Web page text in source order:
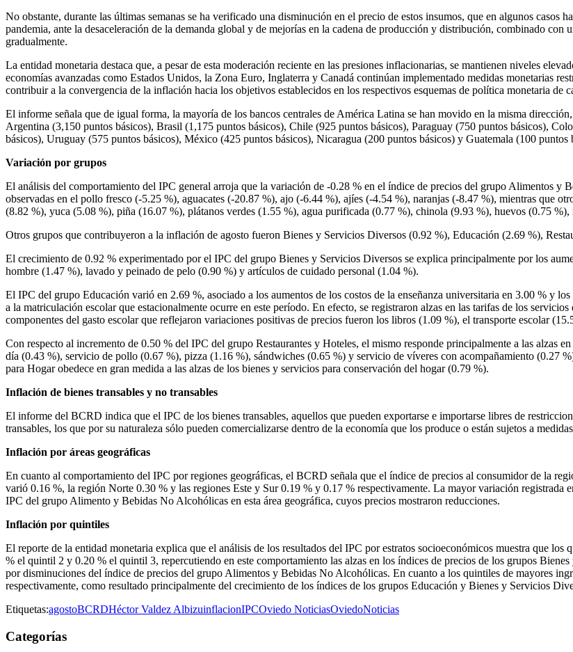
No obstante, durante las últimas semanas se ha verificado una disminución en el precio de estos insumos, que en algunos casos
pandemia, ante la desaceleración de la demanda global y de mejorías en la cadena de producción y distribución, combinado
gradualmente.
La entidad monetaria destaca que, a pesar de esta moderación reciente en las presiones inflacionarias, se mantienen niveles
economías avanzadas como Estados Unidos, la Zona Euro, Inglaterra y Canadá continúan implementado medidas monetarias
contribuir a la convergencia de la inflación hacia los objetivos establecidos en los respectivos esquemas de política monetaria de
El informe señala que de igual forma, la mayoría de los bancos centrales de América Latina se han movido en la misma
Argentina (3,150 puntos básicos), Brasil (1,175 puntos básicos), Chile (925 puntos básicos), Paraguay (750 puntos básicos),
básicos), Uruguay (575 puntos básicos), México (425 puntos básicos), Nicaragua (200 puntos básicos) y Guatemala (100 puntos
Variación por grupos
El análisis del comportamiento del IPC general arroja que la variación de -0.28 % en el índice de precios del grupo Alimentos y
observadas en el pollo fresco (-5.25 %), aguacates (-20.87 %), ajo (-6.44 %), ajíes (-4.54 %), naranjas (-8.47 %), mientras que
(8.82 %), yuca (5.08 %), piña (16.07 %), plátanos verdes (1.55 %), agua purificada (0.77 %), chinola (9.93 %), huevos (0.75
Otros grupos que contribuyeron a la inflación de agosto fueron Bienes y Servicios Diversos (0.92 %), Educación (2.69 %),
El crecimiento de 0.92 % experimentado por el IPC del grupo Bienes y Servicios Diversos se explica principalmente por los
hombre (1.47 %), lavado y peinado de pelo (0.90 %) y artículos de cuidado personal (1.04 %).
El IPC del grupo Educación varió en 2.69 %, asociado a los aumentos de los costos de la enseñanza universitaria en 3.00 % y
a la matriculación escolar que estacionalmente ocurre en este período. En efecto, se registraron alzas en las tarifas de los
componentes del gasto escolar que reflejaron variaciones positivas de precios fueron los libros (1.09 %), el transporte escolar
Con respecto al incremento de 0.50 % del IPC del grupo Restaurantes y Hoteles, el mismo responde principalmente a las alzas
día (0.43 %), servicio de pollo (0.67 %), pizza (1.16 %), sándwiches (0.65 %) y servicio de víveres con acompañamiento (0.27
para Hogar obedece en gran medida a las alzas de los bienes y servicios para conservación del hogar (0.79 %).
Inflación de bienes transables y no transables
El informe del BCRD indica que el IPC de los bienes transables, aquellos que pueden exportarse e importarse libres de
transables, los que por su naturaleza sólo pueden comercializarse dentro de la economía que los produce o están sujetos a
Inflación por áreas geográficas
En cuanto al comportamiento del IPC por regiones geográficas, el BCRD señala que el índice de precios al consumidor de la
varió 0.16 %, la región Norte 0.30 % y las regiones Este y Sur 0.19 % y 0.17 % respectivamente. La mayor variación registrada
IPC del grupo Alimento y Bebidas No Alcohólicas en esta área geográfica, cuyos precios mostraron reducciones.
Inflación por quintiles
El reporte de la entidad monetaria explica que el análisis de los resultados del IPC por estratos socioeconómicos muestra que
% el quintil 2 y 0.20 % el quintil 3, repercutiendo en este comportamiento las alzas en los índices de precios de los grupos
por disminuciones del índice de precios del grupo Alimentos y Bebidas No Alcohólicas. En cuanto a los quintiles de mayores
respectivamente, como resultado principalmente del crecimiento de los índices de los grupos Educación y Bienes y Servicios
Etiquetas:agostoBCRDHéctor Valdez AlbizuinflacionIPCOviedo NoticiasOviedoNoticias
Categorías